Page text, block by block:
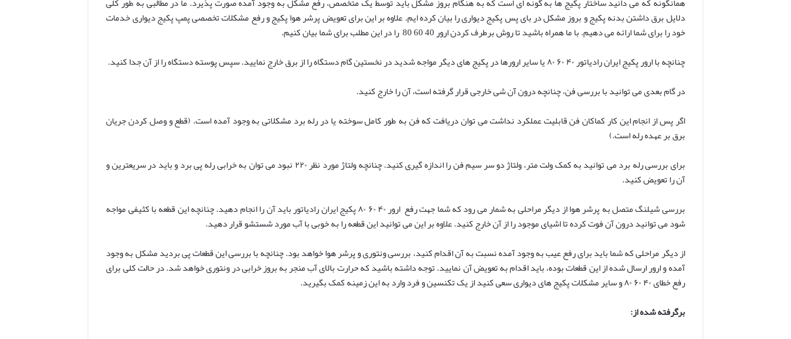
دلایل برق داشتن بدنه پکیج و بروز مشکل در بای پس پکیج دیواری را بیان کرده ایم. علاوه بر این برای تعویض پرشر هوا پکیج و رفع مشکلات تخصصی پمپ پکیج دیواری خدمات
خود را برای شما ارائه می دهیم. با ما همراه باشید تا روش برطرف کردن ارور 40 60 80 را در این مطلب برای شما بیان کنیم.
چنانچه با ارور پکیج ایران رادیاتور ۴۰ ۶۰ ۸۰ یا سایر ارورها در پکیج های دیگر مواجه شدید در نخستین گام دستگاه را از برق خارج نمایید. سپس پوسته دستگاه را از آن جدا کنید.
در گام بعدی می توانید با بررسی فن، چنانچه درون آن شی خارجی قرار گرفته است، آن را خارج کنید.
اگر پس از انجام این کار کماکان فن قابلیت عملکرد نداشت می توان دریافت که فن به طور کامل سوخته یا در رله برد مشکلاتی به وجود آمده است. (قطع و وصل کردن جریان
برق بر عهده رله است.)
برای بررسی رله برد می توانید به کمک ولت متر، ولتاژ دو سر سیم فن را اندازه گیری کنید. چنانچه ولتاژ مورد نظر ۲۲۰ نبود می توان به خرابی رله پی برد و باید در سریعترین و
آن را تعویض کنید.
بررسی شیلنگ متصل به پرشر هوا از دیگر مراحلی به شمار می ‌رود که شما جهت رفع ارور ۴۰ ۶۰ ۸۰ پکیج ایران رادیاتور باید آن را انجام دهید. چنانچه این قطعه با کثیفی مواجه
شود می توانید درون آن فوت کرده تا اشیای موجود را از آن خارج کنید. علاوه بر این می توانید این قطعه را به خوبی با آب مورد شستشو قرار دهید.
از دیگر مراحلی که شما باید برای رفع عیب به وجود آمده نسبت به آن اقدام کنید، بررسی ونتوری و پرشر هوا خواهد بود. چنانچه با بررسی این قطعات پی بردید مشکل به وجود
آمده و ارور ارسال شده از این قطعات بوده، باید اقدام به تعویض آن نمایید. توجه داشته باشید که حرارت بالای آب منجر به بروز خرابی در ونتوری خواهد شد. در حالت کلی برای
رفع خطای ۴۰ ۶۰ ۸۰ و سایر مشکلات پکیج های دیواری سعی کنید از یک تکنسین و فرد وارد به این زمینه کمک بگیرید.
برگرفته شده از: